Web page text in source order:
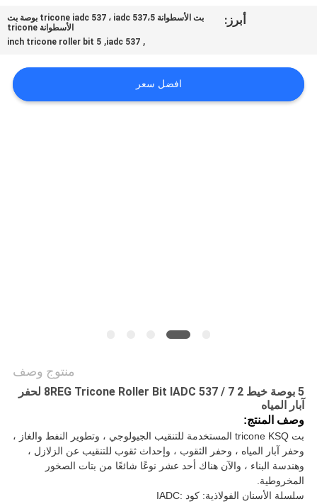
اطلب
اقتباس
أبرز:
بت الأسطوانة tricone iadc 537 ، iadc 537،5 بوصة بت
الأسطوانة tricone
,
iadc 537
,
5 inch tricone roller bit
افضل سعر
منتوج وصف
5 بوصة خيط 2 7 / 8REG Tricone Roller Bit IADC 537 لحفر
آبار المياه
وصف المنتج:
بت tricone KSQ المستخدمة للتنقيب الجيولوجي ، وتطوير النفط والغاز ،
وحفر آبار المياه ، وحفر الثقوب ، وإحداث ثقوب للتنقيب عن الزلازل ،
وهندسة البناء ، والآن هناك أحد عشر نوعًا شائعًا من بتات الصخور
المخروطية.
سلسلة الأسنان الفولاذية: كود IADC: